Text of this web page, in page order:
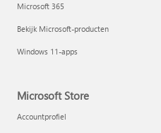
Microsoft 365
Bekijk Microsoft-producten
Windows 11-apps
Microsoft Store
Accountprofiel